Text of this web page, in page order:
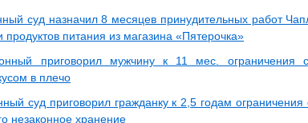
суд назначил 8 месяцев принудительных работ
питания из магазина «Пятерочка»
приговорил мужчину к 11 мес. ограничения
в плечо
суд приговорил гражданку к 2,5 годам ограничения
незаконное хранение